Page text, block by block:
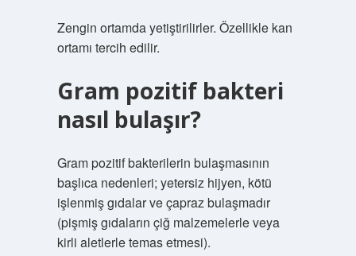
Zengin ortamda yetiştirilirler. Özellikle kan
ortamı tercih edilir.
Gram pozitif bakteri
nasıl bulaşır?
Gram pozitif bakterilerin bulaşmasının
başlıca nedenleri; yetersiz hijyen, kötü
işlenmiş gıdalar ve çapraz bulaşmadır
(pişmiş gıdaların çiğ malzemelerle veya
kirli aletlerle temas etmesi).